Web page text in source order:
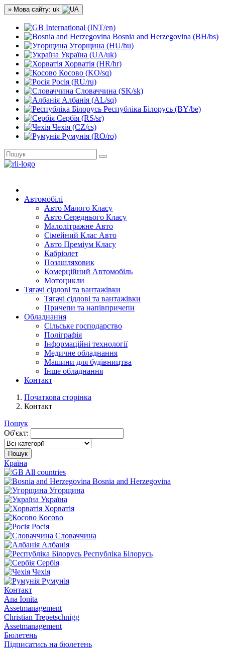
» Мова сайту: uk
International (INT/en)
Bosnia and Herzegovina (BH/bs)
Угорщина (HU/hu)
Україна (UA/uk)
Хорватія (HR/hr)
Косово (KO/sq)
Росія (RU/ru)
Словаччина (SK/sk)
Албанія (AL/sq)
Республіка Білорусь (BY/be)
Сербія (RS/sr)
Чехія (CZ/cs)
Румунія (RO/ro)
Автомобілі
Авто Малого Класу
Авто Середнього Класу
Малолітражне Авто
Сімейний Клас Авто
Авто Преміум Класу
Кабріолет
Позашляховик
Комерційний Автомобіль
Мотоцикли
Тягачі сідлові та вантажівки
Тягачі сідлові та вантажівки
Причепи та напівпричепи
Обладнання
Сільське господарство
Поліграфія
Інформаційні технології
Медичне обладнання
Машини для будівництва
Інше обладнання
Контакт
Початкова сторінка
Контакт
Пошук
Об'єкт:
Пошук
Країна
All countries
Bosnia and Herzegovina
Угорщина
Україна
Хорватія
Косово
Росія
Словаччина
Албанія
Республіка Білорусь
Сербія
Чехія
Румунія
Контакт
Ana Ionita
Assetmanagement
Christian Trepetschnigg
Assetmanagement
Бюлетень
Підписатись на бюлетень